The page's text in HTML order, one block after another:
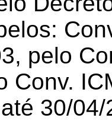
pelo
Conv.
30/